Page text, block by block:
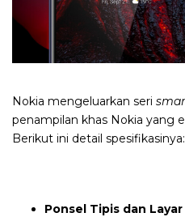
Nokia mengeluarkan seri
penampilan khas Nokia yang
Berikut ini detail spesifikasinya:
Ponsel Tipis dan